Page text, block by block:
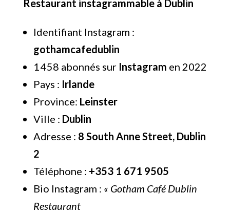
Restaurant instagrammable à Dublin
Identifiant Instagram :
gothamcafedublin
1 458 abonnés sur Instagram en 2022
Pays : Irlande
Province: Leinster
Ville : Dublin
Adresse : 8 South Anne Street, Dublin
2
Téléphone : +353 1 671 9505
Bio Instagram : « Gotham Café Dublin
Restaurant